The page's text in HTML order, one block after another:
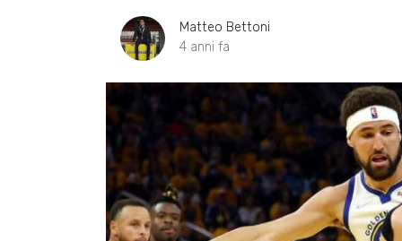
Matteo Bettoni
4 anni fa